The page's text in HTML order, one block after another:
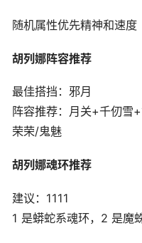
随机属性优先精神和速度
胡列娜阵容推荐
最佳搭挡：邪月
阵容推荐：月关+千仞雪
荣荣/鬼魅
胡列娜魂环推荐
建议：1111
1 是蟒蛇系魂环，2 是魔